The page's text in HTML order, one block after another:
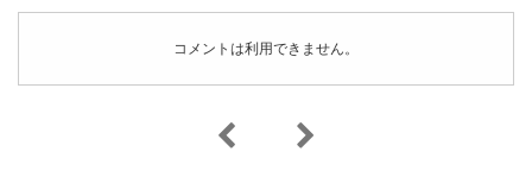
コメントは利用できません。